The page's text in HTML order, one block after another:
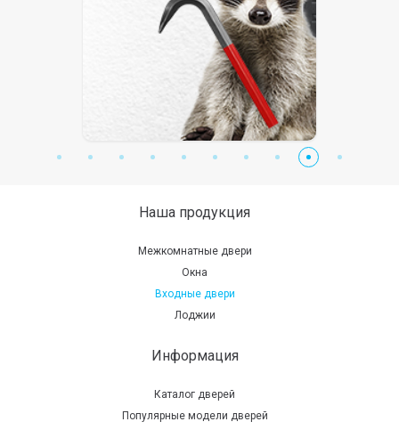
Наша продукция
Межкомнатные двери
Окна
Входные двери
Лоджии
Информация
Каталог дверей
Популярные модели дверей